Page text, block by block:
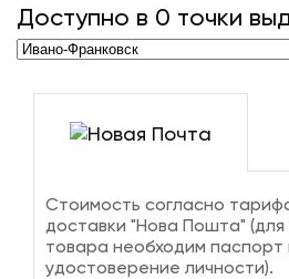
Доступно в 0 точки
Стоимость согласно
доставки "Нова Пошта" (для
товара необходим паспорт
удостоверение личности).